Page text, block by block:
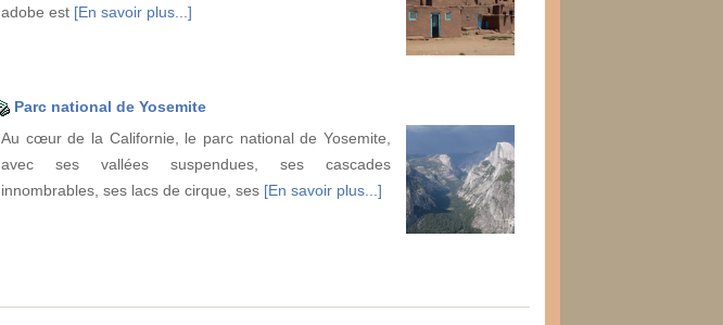
adobe est [En savoir plus...]
Parc national de Yosemite
Au cœur de la Californie, le parc national de Yosemite,
avec ses vallées suspendues, ses cascades
innombrables, ses lacs de cirque, ses [En savoir plus...]